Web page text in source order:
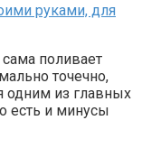
руками, для
поливает
точечно,
одним из главных
есть и минусы